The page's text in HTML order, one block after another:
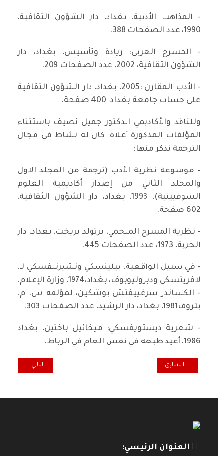
- المذاهب الأدبية، بغداد، دار الشؤون الثقافية،
1990، عدد الصفحات 388.
- المسرح العربي: ريادة وتأسيس، بغداد، دار
الشؤون الثقافية، 2002، عدد الصفحات 209.
- الأدب المقارن :2005، بغداد، دار الشؤون الثقافية
على حساب جامعة بغداد، 400 صفحة.
وللناقد والأكاديمي الدكتور جميل نصيف باستثناء
المؤلفات المذكورة أعلاه، كان له نشاط في مجال
الترجمة نذكر منها:
- موسوعة نظرية الأدب (ترجمة من المجلد الاول
والمجلد الثاني من إصدار أكاديمية العلوم
السوفييتية)، 1993، بغداد، دار الشؤون الثقافية،
602 صفحة.
- نظرية المسرح الملحمي، برتولد بريخت، بغداد، دار
الحرية، 1973، عدد الصفحات 445.
- في سبيل الواقعية: بيلينسكي ونشيرنيفسكي لـ:
لافريتسكي ودبروليوبوف، بغداد،1974، وزارة الإعلام.
- الكساندر سرغييفتش بوشكين، لمؤلفه س. م.
بتروف1981، بغداد، دار الرشيد، عدد الصفحات 303.
- شعرية ديستويفسكي: ميخائيل باختين، بغداد
1986، أعيد طبعه في نفس العام في الرباط.
المقال السابق: كوبنهاكن. . تجدد المظاهرات الرافضة للحرب
السابق المقال التالي:
التالي
العنوان الرئيسي: